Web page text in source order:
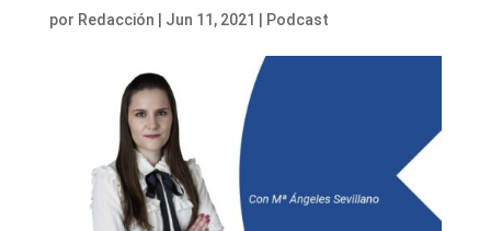
por Redacción Jun 11, 2021 Podcast